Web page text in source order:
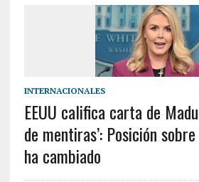
INTERNACIONALES
EEUU califica carta de
de mentiras’: Posición
ha cambiado